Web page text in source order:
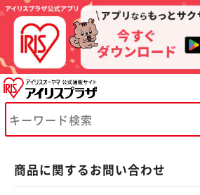
商品に関するお問い合わせ
※ご確認ください
カートに入れる